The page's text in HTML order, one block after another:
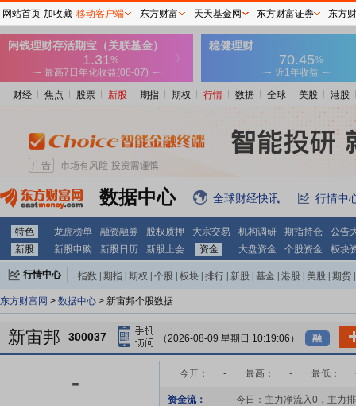
财经 焦点 股票 新股 期指 期权 行情 数据 全球 美股 港股
数据中心 全球财经快讯 行情中
特色 龙虎榜单 融资融券 股权质押 大宗交易 机构调研 期指持仓
公告
新股
新股申购 新股日历 新股上会 资金 大盘资金 个股资金 板块
行情中心 指数 期指 期权 个股 板块 排行 新股 基金 港股 美股 期货
东方财富网 > 数据中心 > 新宙邦个股数据
新宙邦 300037 （2026-08-09 星期日 10:19:06） 融
- 今开： - 最高： - 最低：
资金流： 今日：主力净流入0 ，主力
网站首页 加收藏 移动客户端 东方财富 天天基金网 东方财富证券 东方